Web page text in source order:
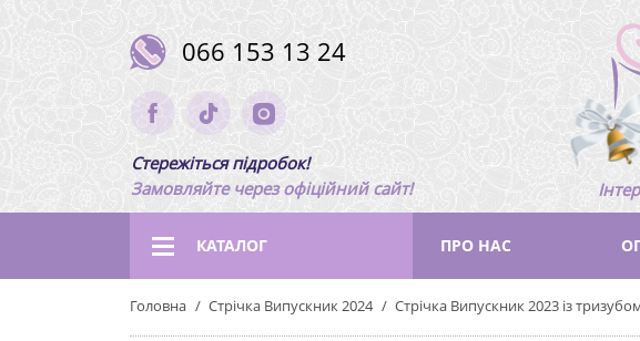
066 153 13 24
Стережіться підробок!
Замовляйте через офіційний сайт!
КАТАЛОГ ПРО НАС
Головна Стрічка Випускник 2024 Стрічка Випускник 2023 із